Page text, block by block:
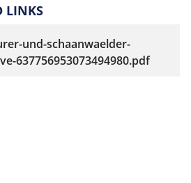
LINKS
und-schaanwaelder-
637756953073494980.pdf